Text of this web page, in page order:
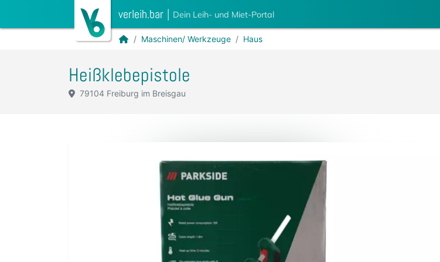
verleih.bar | Dein Leih- und Miet-Portal
Maschinen/ Werkzeuge Haus
Heißklebepistole
79104 Freiburg im Breisgau